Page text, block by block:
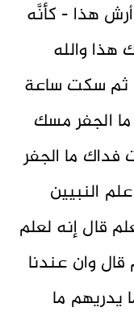
هذا - كأنَّه
والله
ثم سكت ساعة
ما الجفر مسك
ما الجفر
النبيين
قال إنه لعلم
وان عندنا
يدريهم ما